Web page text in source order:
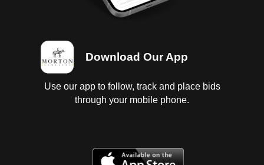
Download Our App
Use our app to follow, track and place bids
through your mobile phone.